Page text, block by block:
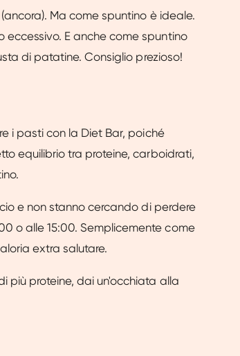
Ma come spuntino è ideale.
E anche come spuntino
di patatine. Consiglio prezioso!
i pasti con la Diet Bar, poiché
equilibrio tra proteine, carboidrati,
e non stanno cercando di perdere
o alle 15:00. Semplicemente come
extra salutare.
più proteine, dai un'occhiata alla